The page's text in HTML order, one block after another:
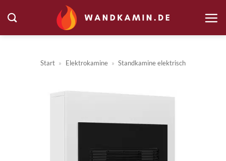
Inhalt
springen
Start » Elektrokamine » Standkamine elektrisch